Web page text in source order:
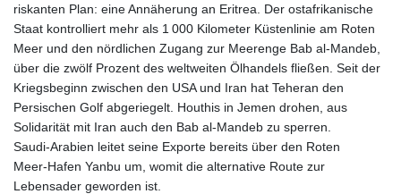
CRC 525.509359
CUC 1.156136
CUP 30.637594
CVE 110.646682
CZK 24.258158
DJF 205.46888
DKK 7.477932
DOP 67.345355
DZD 153.688625
riskanten Plan: eine Annäherung an Eritrea. Der ostafrikanische
Staat kontrolliert mehr als 1 000 Kilometer Küstenlinie am Roten
Meer und den nördlichen Zugang zur Meerenge Bab al‑Mandeb,
über die zwölf Prozent des weltweiten Ölhandels fließen. Seit der
Kriegsbeginn zwischen den USA und Iran hat Teheran den
Persischen Golf abgeriegelt. Houthis in Jemen drohen, aus
Solidarität mit Iran auch den Bab al‑Mandeb zu sperren.
Saudi‑Arabien leitet seine Exporte bereits über den Roten
Meer‑Hafen Yanbu um, womit die alternative Route zur
Lebensader geworden ist.